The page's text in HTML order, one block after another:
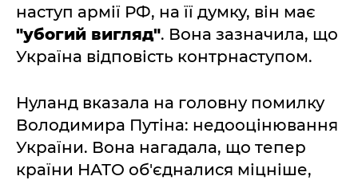
наступ армії РФ, на її думку, він має
"убогий вигляд". Вона зазначила, що
Україна відповість контрнаступом.
Нуланд вказала на головну помилку
Володимира Путіна: недооцінювання
України. Вона нагадала, що тепер
країни НАТО об'єдналися міцніше,